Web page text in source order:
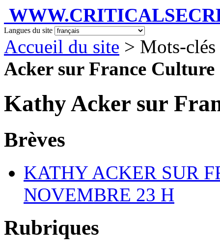
Langues du site
Accueil du site > Mots-
Acker sur France Culture
Kathy Acker sur
Brèves
KATHY ACKER SUR
NOVEMBRE 23 H
Rubriques